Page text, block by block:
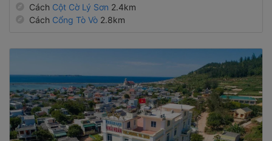
Cách Cột Cờ Lý Sơn 2.4km
Cách Cổng Tò Vò 2.8km